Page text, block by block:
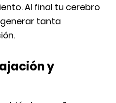
Al final tu cerebro
tanta
y